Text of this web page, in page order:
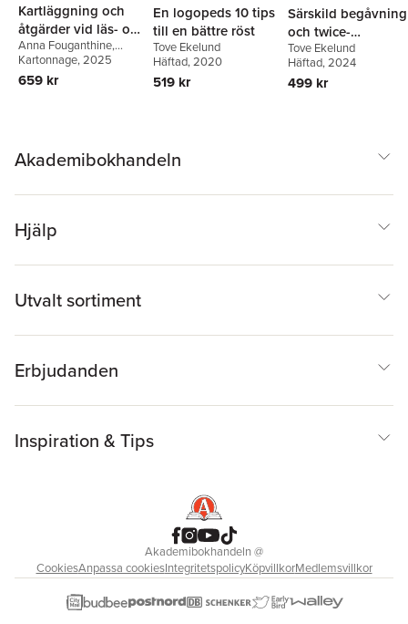
Kartläggning och
åtgärder vid läs- och
skrivsvårigheter och
dyslexi
Anna Fouganthine,
Christer Jacobson
Kartonnage, 2025
659 kr
En logopeds 10 tips
till en bättre röst
Tove Ekelund
Häftad, 2020
519 kr
Särskild begåvning
och twice-
exceptionality :
inkluderande
undervisning och
Tove Ekelund
Häftad, 2024
499 kr
Akademibokhandeln
Hjälp
Utvalt sortiment
Erbjudanden
Inspiration & Tips
Akademibokhandeln@
CookiesAnpassa cookiesIntegritetspolicyKöpvillkorMedlemsvillkor